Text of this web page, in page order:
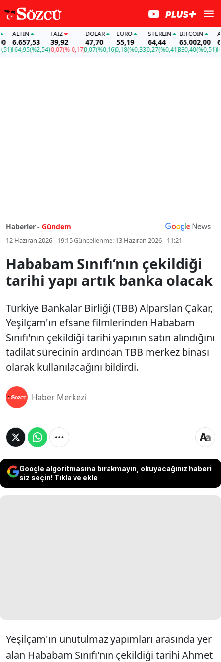
ALTIN
6.657,53
164,95(%2,54)
FAİZ
39,92
-0,07(%-0,17)
DOLAR
47,70
0,07(%0,16)
EURO
55,19
0,18(%0,33)
STERLIN
64,44
0,27(%0,41)
BITCOIN
65.002,00
330,40(%0,51)
Haberler - Gündem
12 Haziran 2026 - 19:15Güncellenme: 13 Haziran 2026 - 11:21
Hababam Sınıfı’nın çekildiği
tarihi yapı artık banka olacak
Türkiye Bankalar Birliği (TBB) Alparslan Çakar,
Yeşilçam'ın efsane filmlerinden Hababam
Sınıfı'nın çekildiği tarihi yapının satın alındığını
tadilat sürecinin ardından TBB merkez binası
olarak kullanılacağını bildirdi.
Haber Merkezi
Google algoritmasına bırakmayın, okuyacağınız haberi
siz seçin! Tıkla ve ekle
Yeşilçam'ın unutulmaz yapımları arasında yer
alan Hababam Sınıfı'nın çekildiği tarihi Ahmet